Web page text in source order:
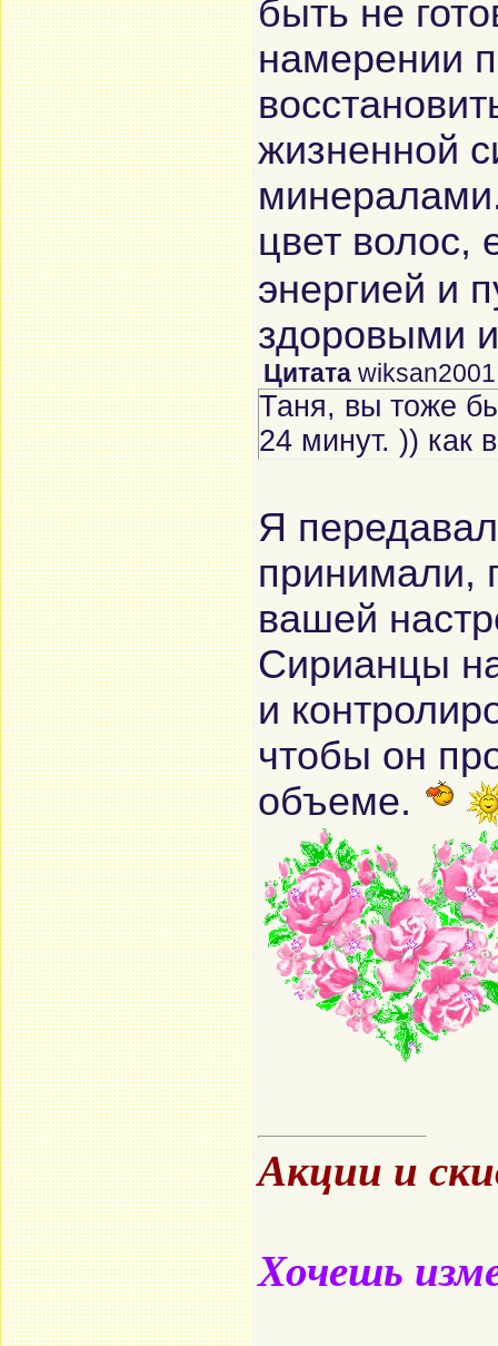
быть не
намерении
жизненной
цвет волос,
энергией и
здоровыми
Цитата wiksan2001
Таня, вы тоже
24 минут. )) как
Я
принимали,
вашей
Сирианцы
и
чтобы он
объеме.
Акции и
Хочешь